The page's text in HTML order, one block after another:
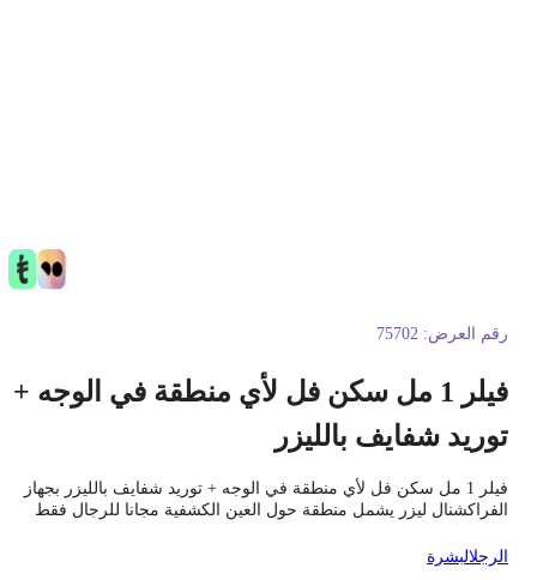
العرض: 75702
فيلر 1 مل سكن فل لأي منطقة في الوجه +
شفايف بالليزر
فيلر 1 مل سكن فل لأي منطقة في الوجه + توريد شفايف بالليزر بجهاز
ليزر يشمل منطقة حول العين الكشفية مجانا للرجال فقط
البشرة